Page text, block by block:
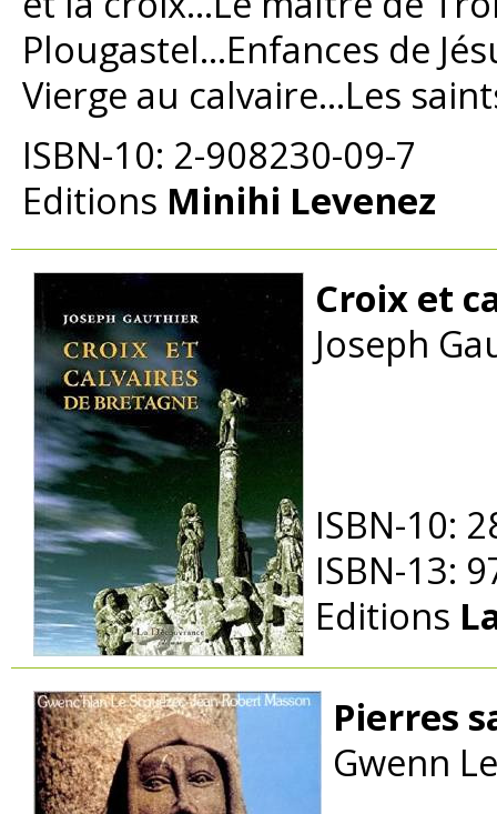
Plougastel...Enfances de
Vierge au calvaire...Les
ISBN-10: 2-908230-09-7
Editions Minihi Levenez
Croix et
Joseph
ISBN-10:
ISBN-13:
Editions
Pierres
Gwenn